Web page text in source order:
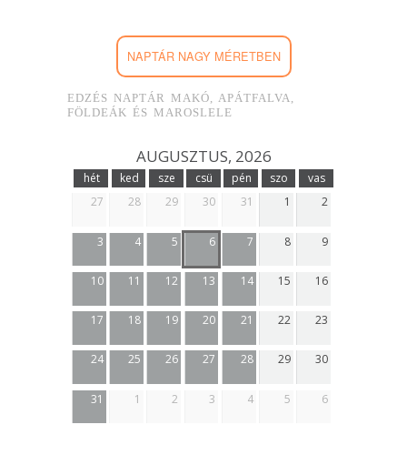
NAPTÁR NAGY MÉRETBEN
EDZÉS NAPTÁR MAKÓ, APÁTFALVA,
FÖLDEÁK ÉS MAROSLELE
AUGUSZTUS, 2026
hét ked sze csü pén szo
vas
27
28 29 30 31 1 2
3 4 5 6 7 8 9
10 11 12 13 14 15 16
17 18 19 20 21 22 23
24 25 26 27 28 29 30
31 1 2 3 4 5 6